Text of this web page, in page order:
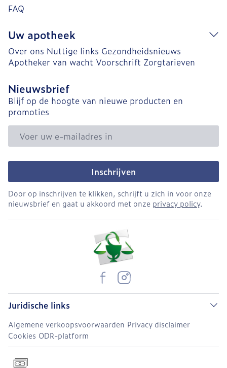
FAQ
Uw apotheek
Over ons Nuttige links Gezondheidsnieuws
Apotheker van wacht Voorschrift Zorgtarieven
Nieuwsbrief
Blijf op de hoogte van nieuwe producten en
promoties
E-mail adres
Inschrijven
Door op inschrijven te klikken, schrijft u zich in voor onze
nieuwsbrief en gaat u akkoord met onze privacy policy.
Juridische links
Algemene verkoopsvoorwaarden Privacy disclaimer
Cookies ODR-platform